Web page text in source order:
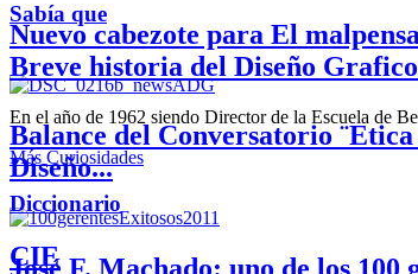
Nuevo cabezote para El
Balance del Conversatorio ¨Etica
Diseño...
Sabía que
Breve historia del Diseño
En el año de 1962 siendo Director de la Escuela de
Más Curiosidades
Diccionario
CIE